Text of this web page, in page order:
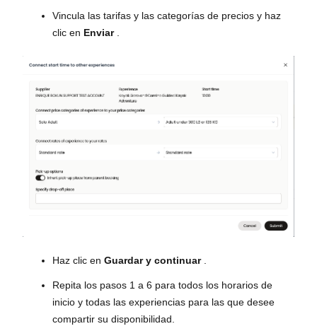
Vincula las tarifas y las categorías de precios y haz
clic en Enviar.
Haz clic en Guardar y continuar.
Repita los pasos 1 a 6 para todos los horarios de
inicio y todas las experiencias para las que desee
compartir su disponibilidad.